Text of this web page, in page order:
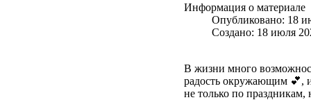
Информация о материале
Опубликовано: 18
Создано: 18 июля
В жизни много
радость окружающим 💕,
не только по праздникам,